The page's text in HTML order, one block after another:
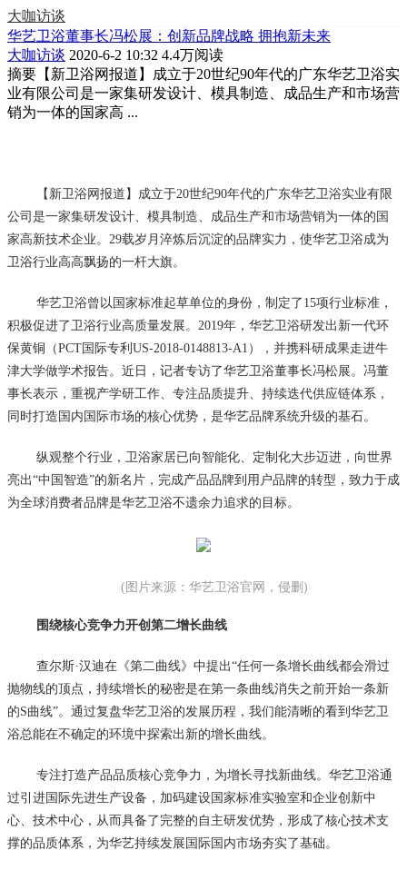
大咖访谈
华艺卫浴董事长冯松展：创新品牌战略 拥抱新未来
大咖访谈 2020-6-2 10:32 4.4万阅读
摘要 【新卫浴网报道】成立于20世纪90年代的广东华艺卫浴实
业有限公司是一家集研发设计、模具制造、成品生产和市场营
销为一体的国家高 ...
【新卫浴网报道】成立于20世纪90年代的广东华艺卫浴实业有限
公司是一家集研发设计、模具制造、成品生产和市场营销为一体的国
家高新技术企业。29载岁月淬炼后沉淀的品牌实力，使华艺卫浴成为
卫浴行业高高飘扬的一杆大旗。
华艺卫浴曾以国家标准起草单位的身份，制定了15项行业标准，
积极促进了卫浴行业高质量发展。2019年，华艺卫浴研发出新一代环
保黄铜（PCT国际专利US-2018-0148813-A1），并携科研成果走进牛
津大学做学术报告。近日，记者专访了华艺卫浴董事长冯松展。冯董
事长表示，重视产学研工作、专注品质提升、持续迭代供应链体系，
同时打造国内国际市场的核心优势，是华艺品牌系统升级的基石。
纵观整个行业，卫浴家居已向智能化、定制化大步迈进，向世界
亮出“中国智造”的新名片，完成产品品牌到用户品牌的转型，致力于成
为全球消费者品牌是华艺卫浴不遗余力追求的目标。
(图片来源：华艺卫浴官网，侵删)
围绕核心竞争力开创第二增长曲线
查尔斯·汉迪在《第二曲线》中提出“任何一条增长曲线都会滑过
抛物线的顶点，持续增长的秘密是在第一条曲线消失之前开始一条新
的S曲线”。通过复盘华艺卫浴的发展历程，我们能清晰的看到华艺卫
浴总能在不确定的环境中探索出新的增长曲线。
专注打造产品品质核心竞争力，为增长寻找新曲线。华艺卫浴通
过引进国际先进生产设备，加码建设国家标准实验室和企业创新中
心、技术中心，从而具备了完整的自主研发优势，形成了核心技术支
撑的品质体系，为华艺持续发展国际国内市场夯实了基础。